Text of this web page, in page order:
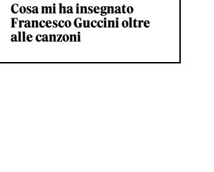
Cosa mi ha insegnato
Francesco Guccini oltre
alle canzoni